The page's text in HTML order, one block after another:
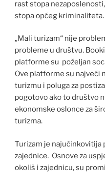
rast stopa
stopa općeg kriminaliteta.
„Mali turizam“ nije
probleme u društvu.
platforme su poželjan
Ove platforme su najveći
turizmu i poluga za
pogotovo ako to društvo
ekonomske oslonce za
turizma.
Turizam je najučinkovitija
zajednice. Osnove za
okoliš i zajednicu, su